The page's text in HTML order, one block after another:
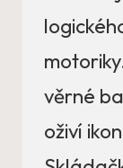
věrné
oživí